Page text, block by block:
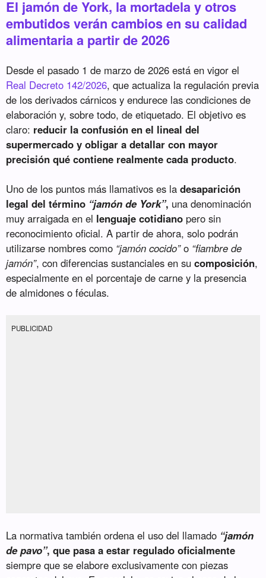
El jamón de York, la mortadela y otros
embutidos verán cambios en su calidad
alimentaria a partir de 2026
Desde el pasado 1 de marzo de 2026 está en vigor el
Real Decreto 142/2026, que actualiza la regulación previa
de los derivados cárnicos y endurece las condiciones de
elaboración y, sobre todo, de etiquetado. El objetivo es
claro: reducir la confusión en el lineal del
supermercado y obligar a detallar con mayor
precisión qué contiene realmente cada producto.
Uno de los puntos más llamativos es ladesaparición
legal del término “jamón de York”, una denominación
muy arraigada en el lenguaje cotidiano pero sin
reconocimiento oficial. A partir de ahora, solo podrán
utilizarse nombres como “jamón cocido”o “fiambre de
jamón”, con diferencias sustanciales en sucomposición,
especialmente en el porcentaje de carne y la presencia
de almidones o féculas.
PUBLICIDAD
La normativa también ordena el uso del llamado “jamón
de pavo”, que pasa a estar regulado oficialmente
siempre que se elabore exclusivamente con piezas